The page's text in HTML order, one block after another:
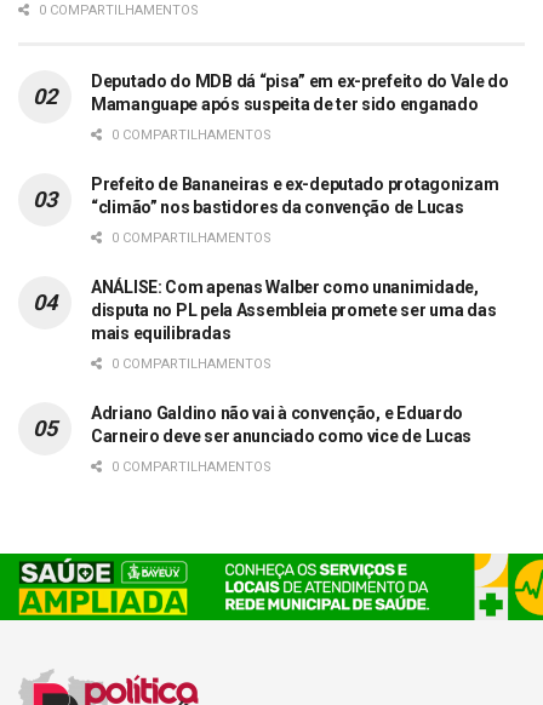
0 COMPARTILHAMENTOS
Deputado do MDB dá “pisa” em ex-prefeito do Vale do
Mamanguape após suspeita de ter sido enganado
0 COMPARTILHAMENTOS
Prefeito de Bananeiras e ex-deputado protagonizam
“climão” nos bastidores da convenção de Lucas
0 COMPARTILHAMENTOS
ANÁLISE: Com apenas Walber como unanimidade,
disputa no PL pela Assembleia promete ser uma das
mais equilibradas
0 COMPARTILHAMENTOS
Adriano Galdino não vai à convenção, e Eduardo
Carneiro deve ser anunciado como vice de Lucas
0 COMPARTILHAMENTOS